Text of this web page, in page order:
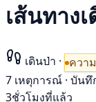
เส้นทาง
เดินป่า · ควา
7 เหตุการณ์ · บันทึ
3ชั่วโมงที่แล้ว